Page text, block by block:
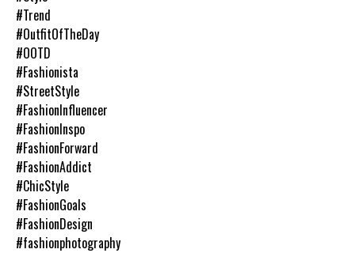
#Trend
#OutfitOfTheDay
#OOTD
#Fashionista
#StreetStyle
#FashionInfluencer
#FashionInspo
#FashionForward
#FashionAddict
#ChicStyle
#FashionGoals
#FashionDesign
#fashionphotography